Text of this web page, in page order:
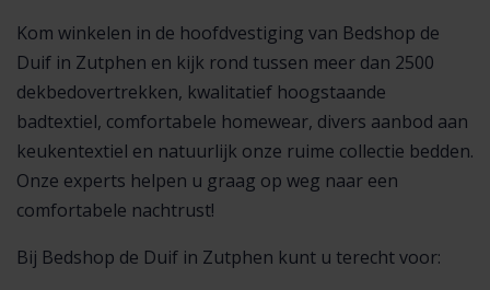
Kom winkelen in de hoofdvestiging van Bedshop de
Duif in Zutphen en kijk rond tussen meer dan 2500
dekbedovertrekken, kwalitatief hoogstaande
badtextiel, comfortabele homewear, divers aanbod aan
keukentextiel en natuurlijk onze ruime collectie bedden.
Onze experts helpen u graag op weg naar een
comfortabele nachtrust!
Bij Bedshop de Duif in Zutphen kunt u terecht voor: